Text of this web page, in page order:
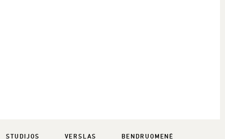
STUDIJOS VERSLAS BENDRUOMENĖ